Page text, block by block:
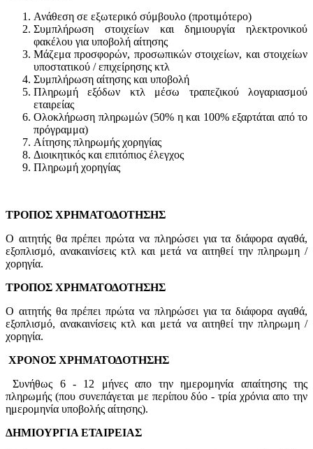
Ανάθεση σε εξωτερικό σύμβουλο (προτιμότερο)
Συμπλήρωση στοιχείων και δημιουργία ηλεκτρονικού
φακέλου για υποβολή αίτησης
Μάζεμα προσφορών, προσωπικών στοιχείων, και στοιχείων
υποστατικού / επιχείρησης κτλ
Συμπλήρωση αίτησης και υποβολή
Πληρωμή εξόδων κτλ μέσω τραπεζικού λογαριασμού
εταιρείας
Ολοκλήρωση πληρωμών (50% η και 100% εξαρτάται από το
πρόγραμμα)
Αίτησης πληρωμής χορηγίας
Διοικητικός και επιτόπιος έλεγχος
Πληρωμή χορηγίας
ΤΡΟΠΟΣ ΧΡΗΜΑΤΟΔΟΤΗΣΗΣ
Ο αιτητής θα πρέπει πρώτα να πληρώσει για τα διάφορα αγαθά,
εξοπλισμό, ανακαινίσεις κτλ και μετά να αιτηθεί την πληρωμη /
χορηγία.
ΤΡΟΠΟΣ ΧΡΗΜΑΤΟΔΟΤΗΣΗΣ
Ο αιτητής θα πρέπει πρώτα να πληρώσει για τα διάφορα αγαθά,
εξοπλισμό, ανακαινίσεις κτλ και μετά να αιτηθεί την πληρωμη /
χορηγία.
ΧΡΟΝΟΣ ΧΡΗΜΑΤΟΔΟΤΗΣΗΣ
Συνήθως 6 - 12 μήνες απο την ημερομηνία απαίτησης της
πληρωμής (που συνεπάγεται με περίπου δύο - τρία χρόνια απο την
ημερομηνία υποβολής αίτησης).
ΔΗΜΙΟΥΡΓΙΑ ΕΤΑΙΡΕΙΑΣ